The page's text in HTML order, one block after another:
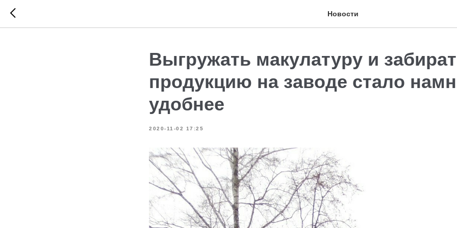
Новости
Выгружать макулатуру и
продукцию на заводе стало
удобнее
2020-11-02 17:25